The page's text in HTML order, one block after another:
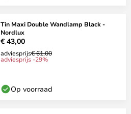
Tin Maxi Double Wandlamp Black -
Nordlux
€ 43,00
adviesprijs€ 61,00
adviesprijs -29%
Op voorraad